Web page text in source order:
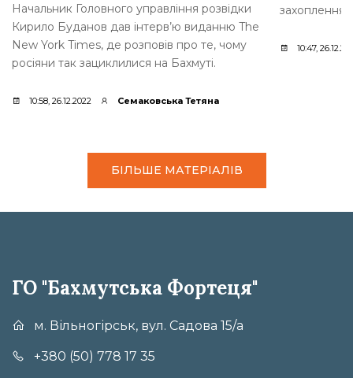
Начальник Головного управління розвідки
Кирило Буданов дав інтерв’ю виданню The
New York Times, де розповів про те, чому
росіяни так зациклилися на Бахмуті.
10:58, 26.12.2022 Семаковська Тетяна
захоплення
10:47,
БІЛЬШЕ МАТЕРІАЛІВ
ГО "Бахмутська Фортеця"
м. Вільногірськ, вул. Садова 15/а
+380 (50) 778 17 35